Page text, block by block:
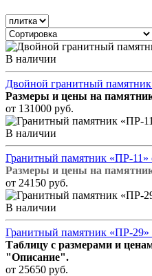
В наличии
Двойной гранитный
Размеры и цены на
от 131000 руб.
В наличии
Гранитный памятник «ПР-11»
Размеры и цены на
от 24150 руб.
В наличии
Гранитный памятник «ПР-29»
Таблицу с размерами и
"Описание".
от 25650 руб.